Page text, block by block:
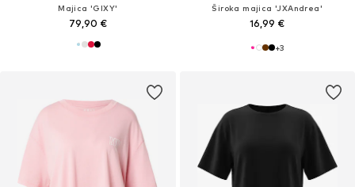
Majica 'GIXY'
79,90 €
Široka majica 'JXAndrea'
16,99 €
+3